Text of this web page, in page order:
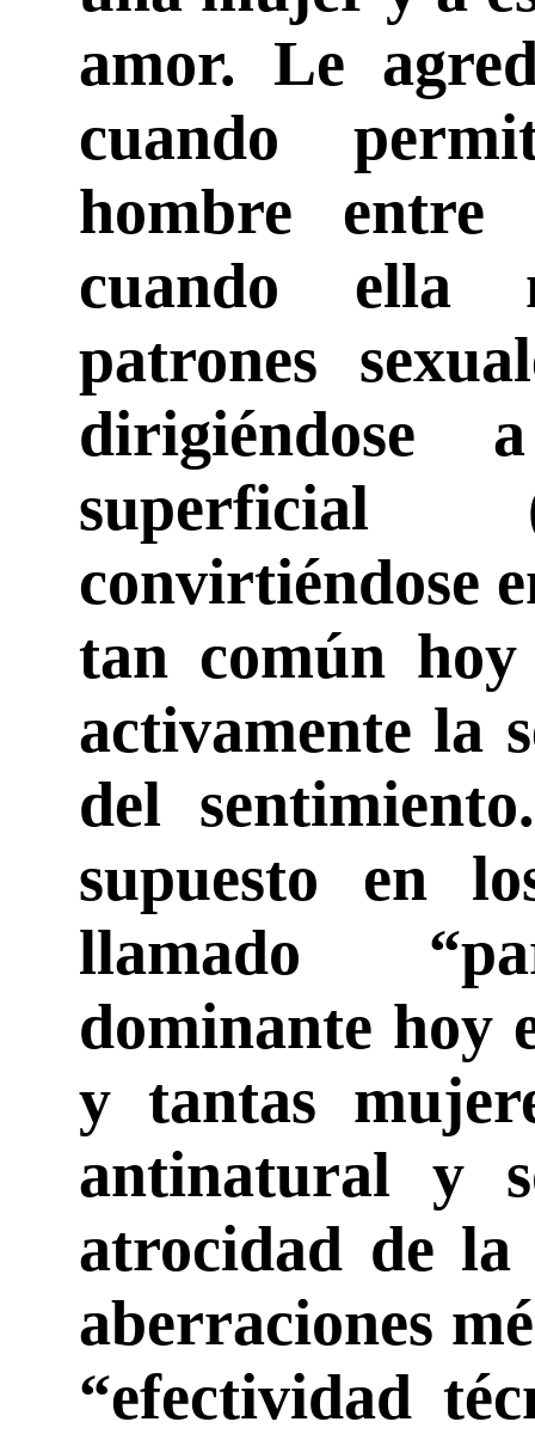
amor. Le
cuando
hombre
cuando ella
patrones
dirigiéndose
superficial
convirtiéndose
tan común
activamente la
del
supuesto en
llamado
dominante hoy
y tantas
antinatural y
atrocidad de
aberraciones
“efectividad